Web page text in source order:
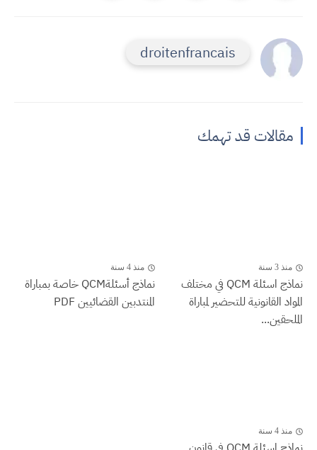
droitenfrancais
مقالات قد تهمك
منذ 3 سنة
نماذج اسئلة QCM في مختلف
المواد القانونية للتحضير لمباراة
الملحقين...
منذ 4 سنة
نماذج أسئلةQCM خاصة بمباراة
المنتدبين القضائيين PDF
منذ 4 سنة